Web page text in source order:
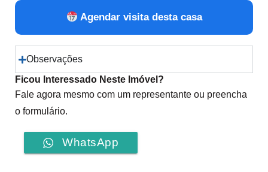
Agendar visita desta casa
Observações
Ficou Interessado Neste Imóvel?
Fale agora mesmo com um representante ou preencha
o formulário.
WhatsApp